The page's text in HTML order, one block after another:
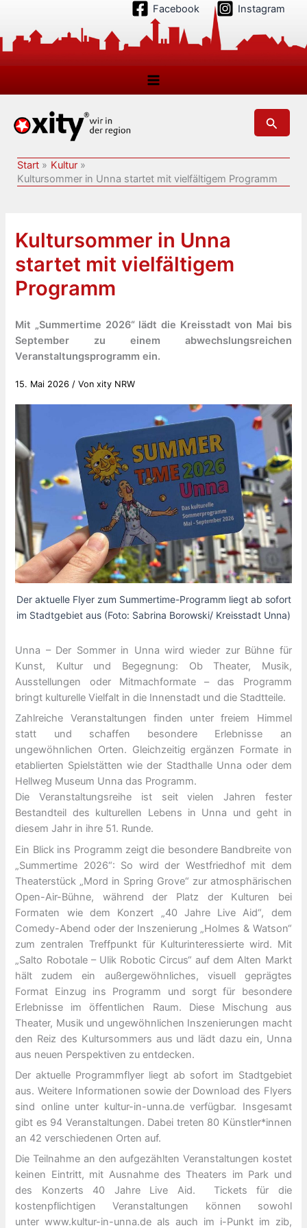
springen
Facebook Instagram
Suchen
Start
Kultur
Kultursommer in Unna startet mit vielfältigem Programm
Kultursommer in Unna
startet mit vielfältigem
Programm
Mit „Summertime 2026“ lädt die Kreisstadt von Mai bis
September zu einem abwechslungsreichen
Veranstaltungsprogramm ein.
15. Mai 2026 / Vonxity NRW
Der aktuelle Flyer zum Summertime-Programm liegt ab sofort
im Stadtgebiet aus (Foto: Sabrina Borowski/ Kreisstadt Unna)
Unna – Der Sommer in Unna wird wieder zur Bühne für
Kunst, Kultur und Begegnung: Ob Theater, Musik,
Ausstellungen oder Mitmachformate – das Programm
bringt kulturelle Vielfalt in die Innenstadt und die Stadtteile.
Zahlreiche Veranstaltungen finden unter freiem Himmel
statt und schaffen besondere Erlebnisse an
ungewöhnlichen Orten. Gleichzeitig ergänzen Formate in
etablierten Spielstätten wie der Stadthalle Unna oder dem
Hellweg Museum Unna das Programm.
Die Veranstaltungsreihe ist seit vielen Jahren fester
Bestandteil des kulturellen Lebens in Unna und geht in
diesem Jahr in ihre 51. Runde.
Ein Blick ins Programm zeigt die besondere Bandbreite von
„Summertime 2026“: So wird der Westfriedhof mit dem
Theaterstück „Mord in Spring Grove“ zur atmosphärischen
Open-Air-Bühne, während der Platz der Kulturen bei
Formaten wie dem Konzert „40 Jahre Live Aid“, dem
Comedy-Abend oder der Inszenierung „Holmes & Watson“
zum zentralen Treffpunkt für Kulturinteressierte wird. Mit
„Salto Robotale – Ulik Robotic Circus“ auf dem Alten Markt
hält zudem ein außergewöhnliches, visuell geprägtes
Format Einzug ins Programm und sorgt für besondere
Erlebnisse im öffentlichen Raum. Diese Mischung aus
Theater, Musik und ungewöhnlichen Inszenierungen macht
den Reiz des Kultursommers aus und lädt dazu ein, Unna
aus neuen Perspektiven zu entdecken.
Der aktuelle Programmflyer liegt ab sofort im Stadtgebiet
aus. Weitere Informationen sowie der Download des Flyers
sind online unter kultur-in-unna.de verfügbar. Insgesamt
gibt es 94 Veranstaltungen. Dabei treten 80 Künstler*innen
an 42 verschiedenen Orten auf.
Die Teilnahme an den aufgezählten Veranstaltungen kostet
keinen Eintritt, mit Ausnahme des Theaters im Park und
des Konzerts 40 Jahre Live Aid. Tickets für die
kostenpflichtigen Veranstaltungen können sowohl
unter www.kultur-in-unna.de als auch im i-Punkt im zib,